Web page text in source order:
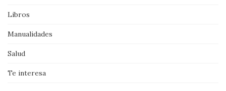
Libros
Manualidades
Salud
Te interesa